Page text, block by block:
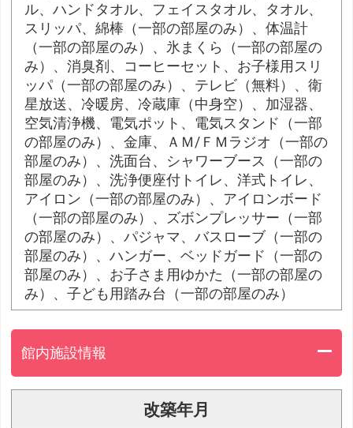
ル、ハンドタオル、フェイスタオル、タオル、
スリッパ、綿棒（一部の部屋のみ）、体温計
（一部の部屋のみ）、氷まくら（一部の部屋の
み）、消臭剤、コーヒーセット、お子様用スリ
ッパ（一部の部屋のみ）、テレビ（無料）、衛
星放送、冷暖房、冷蔵庫（中身空）、加湿器、
空気清浄機、電気ポット、電気スタンド（一部
の部屋のみ）、金庫、ＡＭ/ＦＭラジオ（一部の
部屋のみ）、洗面台、シャワーブース（一部の
部屋のみ）、洗浄便座付トイレ、洋式トイレ、
アイロン（一部の部屋のみ）、アイロンボード
（一部の部屋のみ）、ズボンプレッサー（一部
の部屋のみ）、パジャマ、バスローブ（一部の
部屋のみ）、ハンガー、ベッドガード（一部の
部屋のみ）、お子さま用ゆかた（一部の部屋の
み）、子ども用踏み台（一部の部屋のみ）
館内施設情報
改築年月